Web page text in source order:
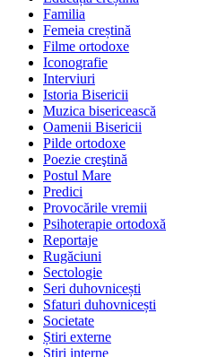
Familia
Femeia creștină
Filme ortodoxe
Iconografie
Interviuri
Istoria Bisericii
Muzica bisericească
Oamenii Bisericii
Pilde ortodoxe
Poezie creştină
Postul Mare
Predici
Provocările vremii
Psihoterapie ortodoxă
Reportaje
Rugăciuni
Sectologie
Seri duhovnicești
Sfaturi duhovnicești
Societate
Știri externe
Ştiri interne